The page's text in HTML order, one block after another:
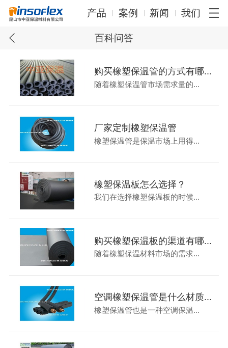
产品 案例 新闻 我们
百科问答
购买橡塑保温管的方式有哪...
随着橡塑保温管市场需求量的...
厂家定制橡塑保温管
橡塑保温管是保温市场上用得...
橡塑保温板怎么选择？
我们在选择橡塑保温板的时候...
购买橡塑保温板的渠道有哪...
随着橡塑保温材料市场的需求...
空调橡塑保温管是什么材质...
橡塑保温管也是一种空调保温...